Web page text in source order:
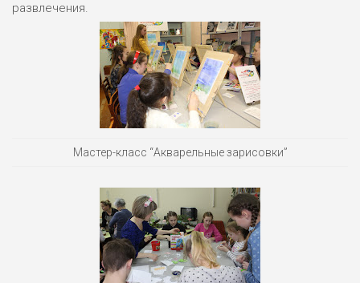
развлечения.
Мастер-класс “Акварельные зарисовки”